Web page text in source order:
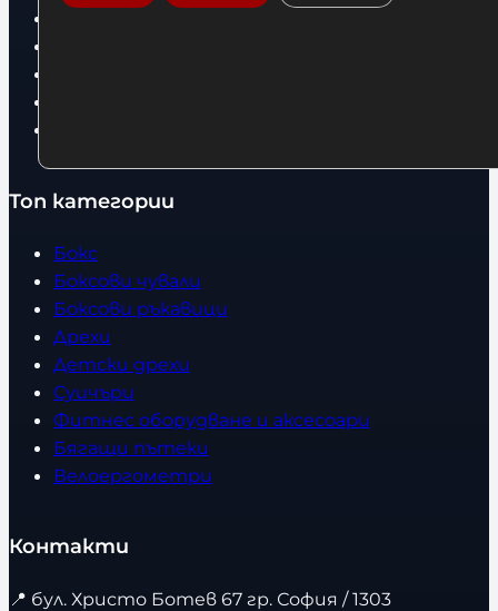
Топ категории
Бокс
Боксови чували
Боксови ръкавици
Дрехи
Детски дрехи
Суичъри
Фитнес оборудване и аксесоари
Бягащи пътеки
Велоергометри
Контакти
📍 бул. Христо Ботев 67 гр. София / 1303